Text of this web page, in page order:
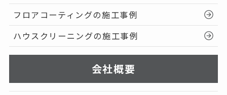
フロアコーティングの施工事例
ハウスクリーニングの施工事例
会社概要